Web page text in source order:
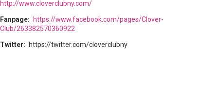
http://www.cloverclubny.com/
Fanpage
https://www.facebook.com/pages/Clover-
Club/263382570360922
Twitter https://twitter.com/cloverclubny